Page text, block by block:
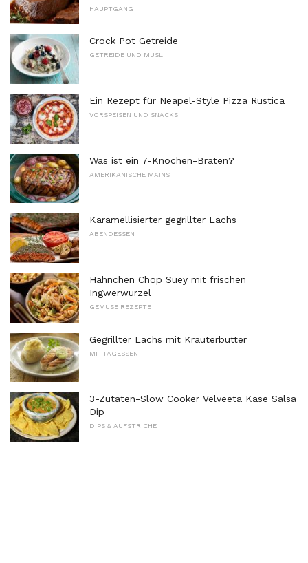
HAUPTGANG
Crock Pot Getreide
GETREIDE UND MÜSLI
Ein Rezept für Neapel-Style Pizza Rustica
VORSPEISEN UND SNACKS
Was ist ein 7-Knochen-Braten?
AMERIKANISCHE MAINS
Karamellisierter gegrillter Lachs
ABENDESSEN
Hähnchen Chop Suey mit frischen
Ingwerwurzel
GEMÜSE REZEPTE
Gegrillter Lachs mit Kräuterbutter
MITTAGESSEN
3-Zutaten-Slow Cooker Velveeta Käse Salsa
Dip
DIPS & AUFSTRICHE